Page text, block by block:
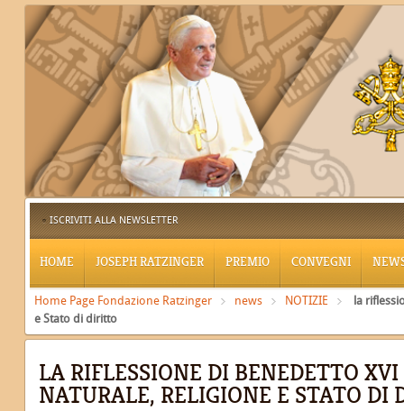
ISCRIVITI ALLA NEWSLETTER
HOME JOSEPH RATZINGER PREMIO CONVEGNI
Home Page Fondazione Ratzinger news NOTIZIE
la
e Stato di diritto
LA RIFLESSIONE DI BENEDETTO
NATURALE, RELIGIONE E STATO DI